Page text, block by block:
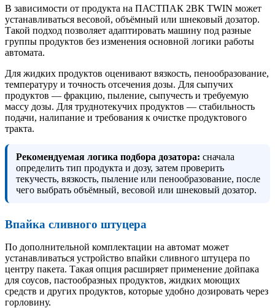
В зависимости от продукта на ПАСТПАК 2ВК TWIN может
устанавливаться весовой, объёмный или шнековый дозатор.
Такой подход позволяет адаптировать машину под разные
группы продуктов без изменения основной логики работы
автомата.
Для жидких продуктов оценивают вязкость, пенообразование,
температуру и точность отсечения дозы. Для сыпучих
продуктов — фракцию, пыление, сыпучесть и требуемую
массу дозы. Для труднотекучих продуктов — стабильность
подачи, налипание и требования к очистке продуктового
тракта.
Рекомендуемая логика подбора дозатора: сначала
определить тип продукта и дозу, затем проверить
текучесть, вязкость, пыление или пенообразование, после
чего выбрать объёмный, весовой или шнековый дозатор.
Впайка сливного штуцера
По дополнительной комплектации на автомат может
устанавливаться устройство впайки сливного штуцера по
центру пакета. Такая опция расширяет применение дойпака
для соусов, пастообразных продуктов, жидких моющих
средств и других продуктов, которые удобно дозировать через
горловину.